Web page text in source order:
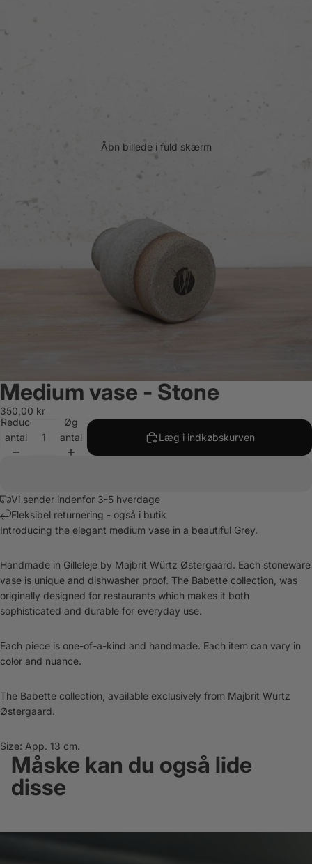
Åbn billede i fuld skærm
Medium vase - Stone
350,00 kr
Reducer
antal
Øg
antal
Læg i indkøbskurven
Vi sender indenfor 3-5 hverdage
Fleksibel returnering - også i butik
Introducing the elegant medium vase in a beautiful Grey.
Handmade in Gilleleje by Majbrit Würtz Østergaard. Each stoneware
vase is unique and dishwasher proof. The Babette collection, was
originally designed for restaurants which makes it both
sophisticated and durable for everyday use.
Each piece is one-of-a-kind and handmade. Each item can vary in
color and nuance.
The Babette collection, available exclusively from Majbrit Würtz
Østergaard.
Size: App. 13 cm.
Måske kan du også lide
disse